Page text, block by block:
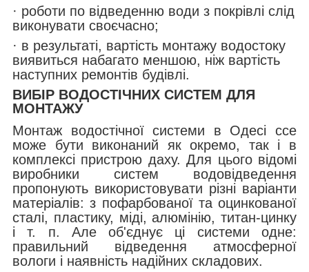
· роботи по відведенню води з покрівлі слід
виконувати своєчасно;
· в результаті, вартість монтажу водостоку
виявиться набагато меншою, ніж вартість
наступних ремонтів будівлі.
ВИБІР ВОДОСТІЧНИХ СИСТЕМ ДЛЯ
МОНТАЖУ
Монтаж водостічної системи в Одесі ссе
може бути виконаний як окремо, так і в
комплексі пристрою даху. Для цього відомі
виробники систем водовідведення
пропонують використовувати різні варіанти
матеріалів: з пофарбованої та оцинкованої
сталі, пластику, міді, алюмінію, титан-цинку
і т. п. Але об'єднує ці системи одне:
правильний відведення атмосферної
вологи і наявність надійних складових.